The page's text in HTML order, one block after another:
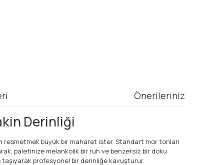
Önerileriniz
Derinliği
resmetmek büyük bir maharet ister. Standart mor tonları
paletinize melankolik bir ruh ve benzersiz bir doku
taşıyarak profesyonel bir derinliğe kavuşturur.